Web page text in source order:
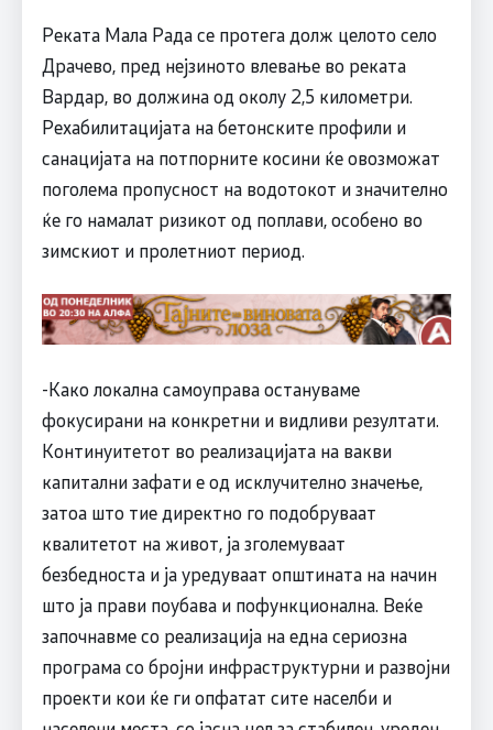
Реката Мала Рада се протега долж целото село
Драчево, пред нејзиното влевање во реката
Вардар, во должина од околу 2,5 километри.
Рехабилитацијата на бетонските профили и
санацијата на потпорните косини ќе овозможат
поголема пропусност на водотокот и значително
ќе го намалат ризикот од поплави, особено во
зимскиот и пролетниот период.
-Како локална самоуправа остануваме
фокусирани на конкретни и видливи резултати.
Континуитетот во реализацијата на вакви
капитални зафати е од исклучително значење,
затоа што тие директно го подобруваат
квалитетот на живот, ја зголемуваат
безбедноста и ја уредуваат општината на начин
што ја прави поубава и пофункционална. Веќе
започнавме со реализација на една сериозна
програма со бројни инфраструктурни и развојни
проекти кои ќе ги опфатат сите населби и